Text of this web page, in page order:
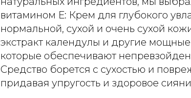
витамином Е: Крем для глубокого
нормальной, сухой и очень сухой
экстракт календулы и другие
которые обеспечивают
Средство борется с сухостью и
придавая упругость и здоровое